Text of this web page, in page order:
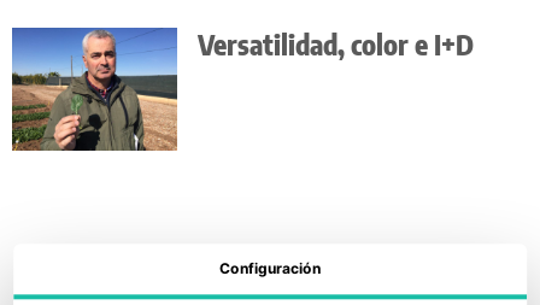
Versatilidad, color e I+D
Configuración